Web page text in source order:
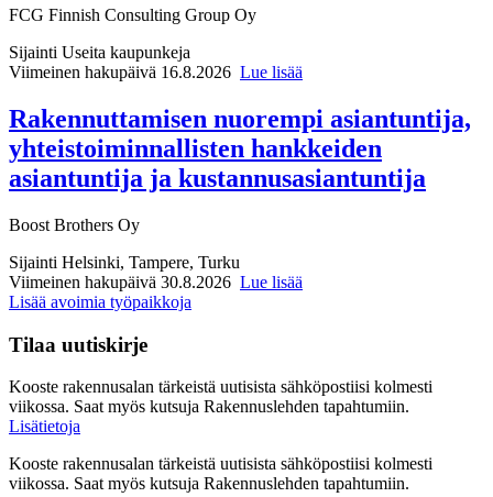
FCG Finnish Consulting Group Oy
Sijainti Useita kaupunkeja
Viimeinen hakupäivä 16.8.2026 Lue lisää
Rakennuttamisen nuorempi asiantuntija,
yhteistoiminnallisten hankkeiden
asiantuntija ja kustannusasiantuntija
Boost Brothers Oy
Sijainti Helsinki, Tampere, Turku
Viimeinen hakupäivä 30.8.2026 Lue lisää
Lisää avoimia työpaikkoja
Tilaa uutiskirje
Kooste rakennusalan tärkeistä uutisista sähköpostiisi kolmesti
viikossa. Saat myös kutsuja Rakennuslehden tapahtumiin.
Lisätietoja
Kooste rakennusalan tärkeistä uutisista sähköpostiisi kolmesti
viikossa. Saat myös kutsuja Rakennuslehden tapahtumiin.